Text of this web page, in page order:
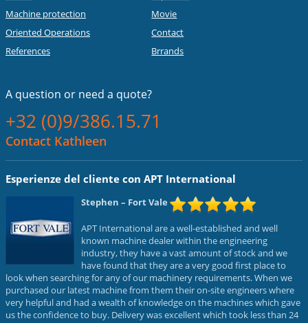
Machine protection
Oriented Operations
References
Movie
Contact
Brrands
A question or need a quote?
+32 (0)9/386.15.71
Contact Kathleen
Esperienze del cliente con APT International
Stephen – Fort Vale
APT International are a well-established and well
known machine dealer within the engineering
industry, they have a vast amount of stock and we
have found that they are a very good first place to
look when searching for any of our machinery requirements. When we
purchased our latest machine from them their on-site engineers where
very helpful and had a wealth of knowledge on the machines which gave
us the confidence to buy. Delivery was excellent which took less than 24